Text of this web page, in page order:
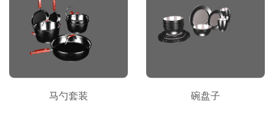
马勺套装 碗盘子